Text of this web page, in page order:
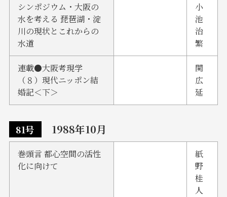
シンポジウム・大阪の
水を考える 琵琶湖・淀
川の現状とこれからの
水道
小
池
治
繁
連載●大阪考現学
（８）現代ニッポン結
婚記＜下＞
関
広
延
81号 1988年10月
巻頭言 都心空間の活性
化に向けて
紙
野
桂
人